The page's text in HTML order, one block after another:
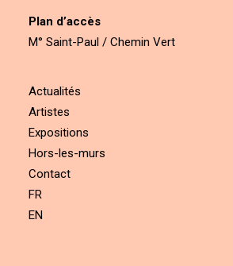
Plan d’accès
M° Saint-Paul / Chemin Vert
Actualités
Artistes
Expositions
Hors-les-murs
Contact
FR
EN